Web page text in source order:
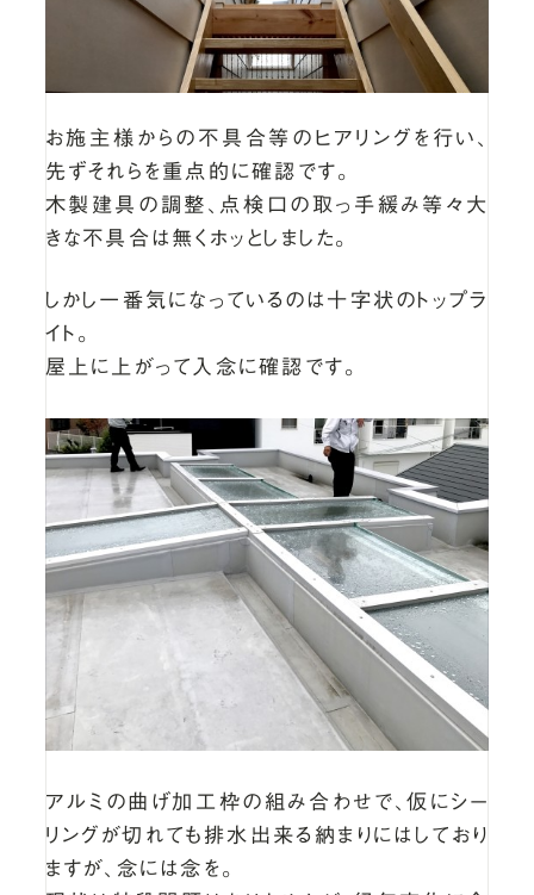
お施主様からの不具合等のヒアリングを行い、
先ずそれらを重点的に確認です。
木製建具の調整、点検口の取っ手緩み等々大
きな不具合は無くホッとしました。
しかし一番気になっているのは十字状のトップラ
イト。
屋上に上がって入念に確認です。
アルミの曲げ加工枠の組み合わせで、仮にシー
リングが切れても排水出来る納まりにはしており
ますが、念には念を。